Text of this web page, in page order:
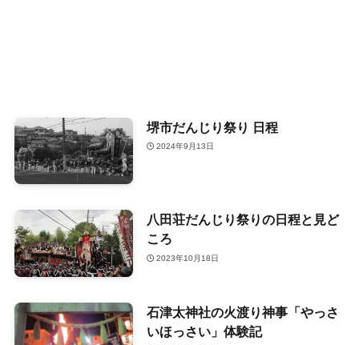
堺市だんじり祭り 日程
2024年9月13日
八田荘だんじり祭りの日程と見ど
ころ
2023年10月18日
石津太神社の火渡り神事「やっさ
いほっさい」体験記